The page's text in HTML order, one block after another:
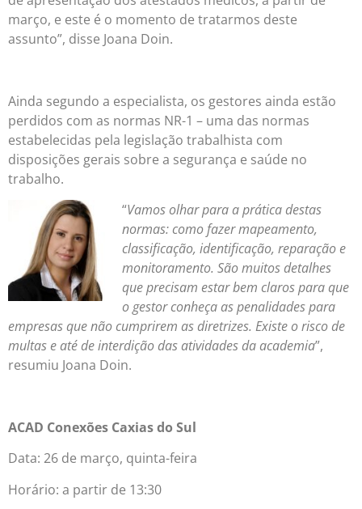
março, e este é o momento de tratarmos deste
assunto”, disse Joana Doin.
Ainda segundo a especialista, os gestores ainda estão
perdidos com as normas NR-1 – uma das normas
estabelecidas pela legislação trabalhista com
disposições gerais sobre a segurança e saúde no
trabalho.
“Vamos olhar para a prática destas
normas: como fazer mapeamento,
classificação, identificação, reparação e
monitoramento. São muitos detalhes
que precisam estar bem claros para que
o gestor conheça as penalidades para
empresas que não cumprirem as diretrizes. Existe o risco de
multas e até de interdição das atividades da academia”,
resumiu Joana Doin.
ACAD Conexões Caxias do Sul
Data: 26 de março, quinta-feira
Horário: a partir de 13:30